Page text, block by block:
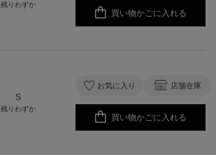
残りわずか
買い物かごに入れる
S
残りわずか
お気に入り 店舗在庫
買い物かごに入れる